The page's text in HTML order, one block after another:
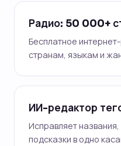
Радио: 50 000+
Бесплатное
странам, языкам и
ИИ-редактор
Исправляет
подсказки в одно